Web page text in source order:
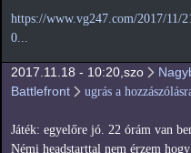
https://www.vg247.com/2017/11/
0...
2017.11.18 - 10:20,szo
Battlefront
ugrás a
Játék: egyelőre jó. 22 órám van
Némi headstarttal nem érzem